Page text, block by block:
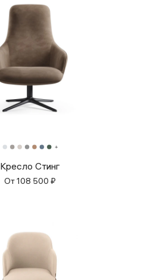
Кресло Стинг
От108 500 ₽